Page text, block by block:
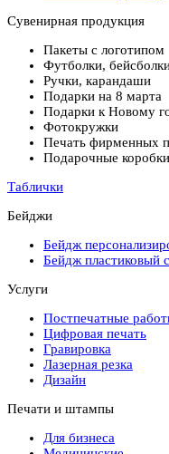
Сувенирная продукция
Пакеты с логотипом
Футболки,
Ручки, карандаши
Подарки на 8 марта
Подарки к Новому
Фотокружки
Печать фирменных
Подарочные коробки
Таблички
Бейджи
Бейдж
Бейдж пластиковый
Услуги
Постпечатные
Цифровая печать
Гравировка
Лазерная резка
Дизайн
Печати и штампы
Для бизнеса